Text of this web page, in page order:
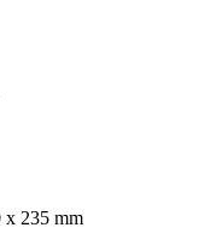
x 235 mm